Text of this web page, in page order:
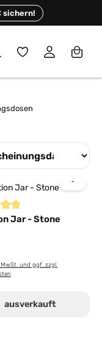
sichern!
Du hast 0
Sternen Bewertung
Jar - Stone
MwSt. und ggf. zzgl.
ausverkauft